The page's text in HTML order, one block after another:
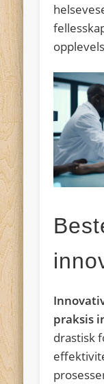
praksis
drastisk